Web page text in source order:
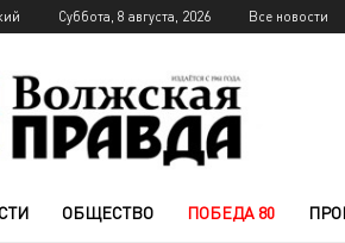
Суббота, 8 августа, 2026 Все новости
Волжского
—
Волжская
ОБЩЕСТВО ПОБЕДА 80